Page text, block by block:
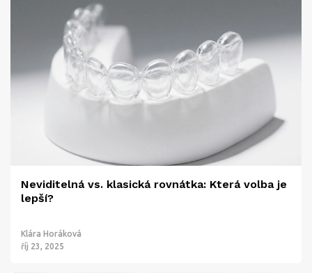
Neviditelná vs. klasická rovnátka: Která volba je
lepší?
Klára Horáková
říj 23, 2025